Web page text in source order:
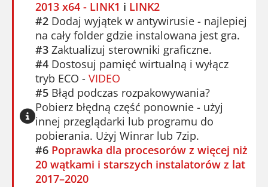
wieżowiec marzeń.
2013 x64 - LINK1 i LINK2
#2 Dodaj wyjątek w antywirusie - najlepiej
na cały folder gdzie instalowana jest gra.
#3 Zaktualizuj sterowniki graficzne.
#4 Dostosuj pamięć wirtualną i wyłącz
tryb ECO - VIDEO
#5 Błąd podczas rozpakowywania?
Pobierz błędną część ponownie - użyj
innej przeglądarki lub programu do
pobierania. Użyj Winrar lub 7zip.
#6 Poprawka dla procesorów z więcej niż
20 wątkami i starszych instalatorów z lat
2017–2020